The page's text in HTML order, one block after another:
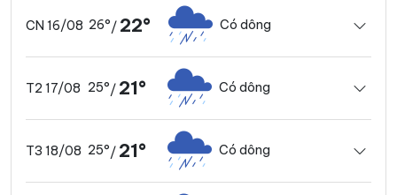
CN 16/08 26°/ 22° Có dông
T2 17/08 25°/ 21° Có dông
T3 18/08 25°/ 21° Có dông